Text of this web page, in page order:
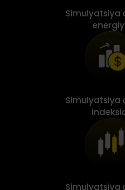
Simulyatsiya
Simulyatsiya
Simulyatsiya